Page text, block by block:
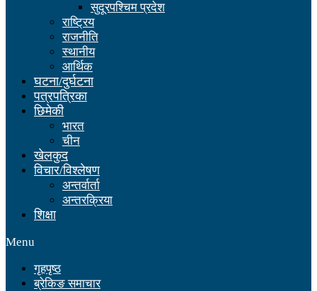
सुदूरपश्चिम प्रदेश
राष्ट्रिय
राजनीति
स्थानीय
आर्थिक
घटना/दुर्घटना
पत्रपत्रिका
छिमेकी
भारत
चीन
खेलकुद
विचार/विश्लेषण
अन्तर्वार्ता
अन्तरक्रिया
शिक्षा
Menu
गृहपृष्ठ
ब्रेकिङ समाचार